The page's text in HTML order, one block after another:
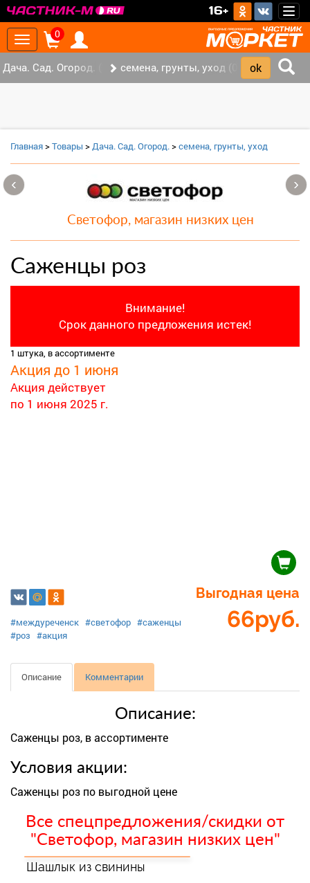
16+
Toggle
navigation
0
Дача. Сад. Огород. (2) семена, грунты, уход (0)
Главная>Товары >Дача. Сад. Огород.>семена, грунты, уход
Светофор, магазин низких цен
Саженцы роз
Внимание!
Срок данного предложения истек!
1 штука, в ассортименте
Акция до 1 июня
Акция действует
по 1 июня 2025 г.
Выгодная цена
66руб.
#междуреченск #светофор #саженцы
#роз #акция
Описание Комментарии
Описание:
Саженцы роз, в ассортименте
Условия акции:
Саженцы роз по выгодной цене
Все спецпредложения/скидки от
"Светофор, магазин низких цен"
Шашлык из свинины
‹ ›